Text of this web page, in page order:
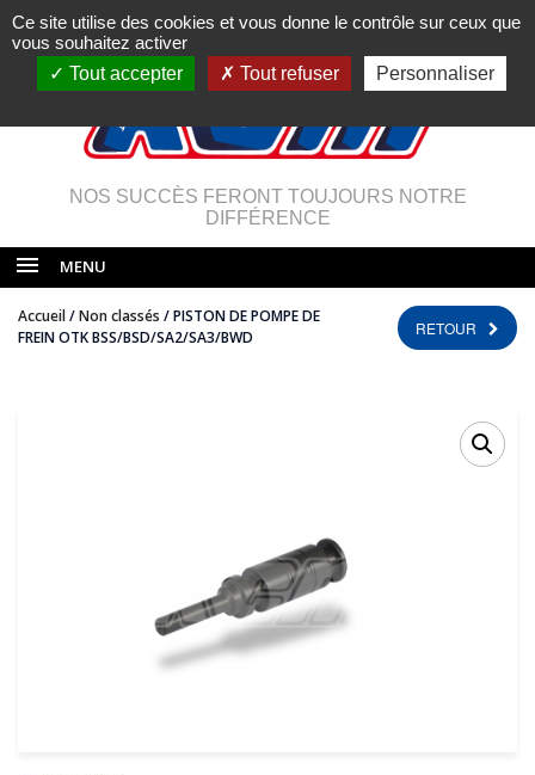
NOS SUCCÈS FERONT TOUJOURS NOTRE
DIFFÉRENCE
MENU
Accueil/Non classés / PISTON DE POMPE DE
FREIN OTK BSS/BSD/SA2/SA3/BWD
RETOUR
Ce site utilise des cookies et vous donne le contrôle sur ceux que
vous souhaitez activer
Tout accepter
Tout refuser Personnaliser